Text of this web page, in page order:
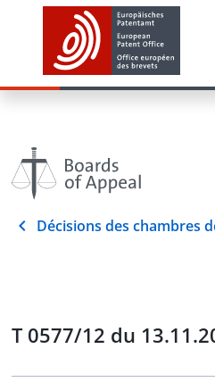
Décisions des chambres
T 0577/12 du